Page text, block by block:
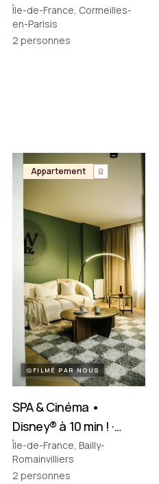
Cormeilles‑en‑Parisis
Île-de-France, Cormeilles-
en-Parisis
2 personnes
Appartement
FILMÉ PAR NOUS
SPA & Cinéma •
Disney® à 10 min ! ·
Bailly-Romainvilliers
Île-de-France, Bailly-
Romainvilliers
2 personnes